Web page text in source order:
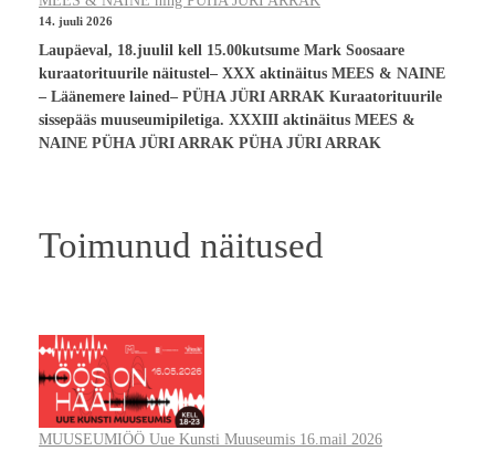
14. juuli 2026
Laupäeval, 18.juulil kell 15.00kutsume Mark Soosaare
kuraatorituurile näitustel– XXX aktinäitus MEES & NAINE
– Läänemere lained– PÜHA JÜRI ARRAK Kuraatorituurile
sissepääs muuseumipiletiga. XXXIII aktinäitus MEES &
NAINE PÜHA JÜRI ARRAK PÜHA JÜRI ARRAK
Toimunud näitused
MUUSEUMIÖÖ Uue Kunsti Muuseumis 16.mail 2026